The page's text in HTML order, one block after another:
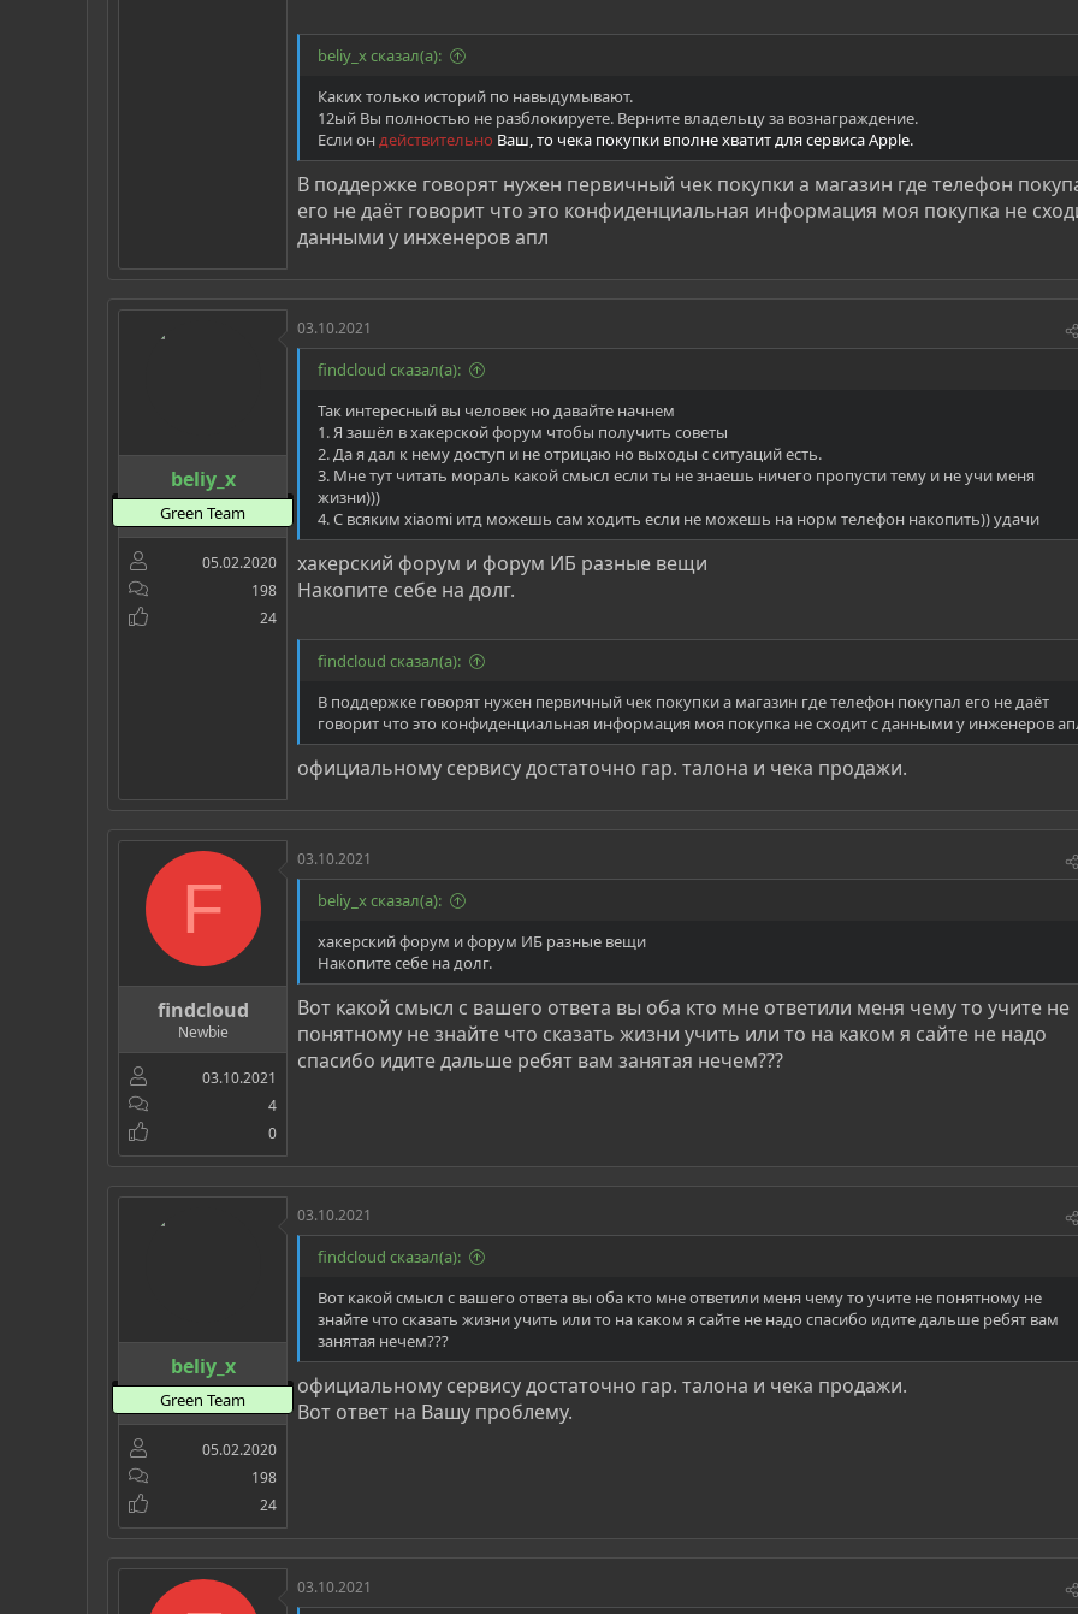
beliy_x сказал(а):
Каких только историй по навыдумывают.
12ый Вы полностью не разблокируете. Верните владельцу за вознаграждение.
Если ондействительно Ваш, то чека покупки вполне хватит для сервиса Apple.
В поддержке говорят нужен первичный чек покупки а магазин где телефон
его не даёт говорит что это конфиденциальная информация моя покупка не
данными у инженеров апл
beliy_x
Green Team
05.02.2020
198
24
03.10.2021
findcloud сказал(а):
Так интересный вы человек но давайте начнем
1. Я зашёл в хакерской форум чтобы получить советы
2. Да я дал к нему доступ и не отрицаю но выходы с ситуаций есть.
3. Мне тут читать мораль какой смысл если ты не знаешь ничего пропусти тему и не учи меня
жизни)))
4. С всяким xiaomi итд можешь сам ходить если не можешь на норм телефон накопить)) удачи
хакерский форум и форум ИБ разные вещи
Накопите себе на долг.
findcloud сказал(а):
В поддержке говорят нужен первичный чек покупки а магазин где телефон покупал его не даёт
говорит что это конфиденциальная информация моя покупка не сходит с данными у инженеров
официальному сервису достаточно гар. талона и чека продажи.
F
findcloud
Newbie
03.10.2021
4
0
03.10.2021
beliy_x сказал(а):
хакерский форум и форум ИБ разные вещи
Накопите себе на долг.
Вот какой смысл с вашего ответа вы оба кто мне ответили меня чему то учите не
понятному не знайте что сказать жизни учить или то на каком я сайте не надо
спасибо идите дальше ребят вам занятая нечем???
beliy_x
Green Team
05.02.2020
198
24
03.10.2021
findcloud сказал(а):
Вот какой смысл с вашего ответа вы оба кто мне ответили меня чему то учите не понятному не
знайте что сказать жизни учить или то на каком я сайте не надо спасибо идите дальше ребят вам
занятая нечем???
официальному сервису достаточно гар. талона и чека продажи.
Вот ответ на Вашу проблему.
03.10.2021